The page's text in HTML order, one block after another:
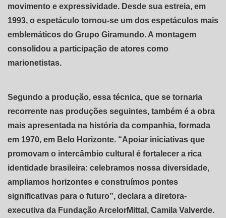
movimento e expressividade. Desde sua estreia, em
1993, o espetáculo tornou-se um dos espetáculos mais
emblemáticos do Grupo Giramundo. A montagem
consolidou a participação de atores como
marionetistas.
Segundo a produção, essa técnica, que se tornaria
recorrente nas produções seguintes, também é a obra
mais apresentada na história da companhia, formada
em 1970, em Belo Horizonte. “Apoiar iniciativas que
promovam o intercâmbio cultural é fortalecer a rica
identidade brasileira: celebramos nossa diversidade,
ampliamos horizontes e construímos pontes
significativas para o futuro”, declara a diretora-
executiva da Fundação ArcelorMittal, Camila Valverde.